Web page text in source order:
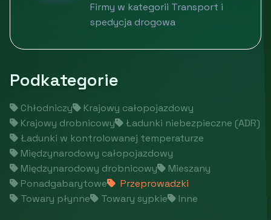
Firmy w kategorii Transport i
spedycja drogowa
Podkategorie
Chłodniczy
Krajowy całopojazdowy
Krajowy drobnicowy
Ładunki niebezpieczne (ADR)
Ładunki w kontrolowanej temperaturze
Międzynarodowy całopojazdowy
Międzynarodowy drobnicowy
Mieszany
Ponadgabarytowe
Przeprowadzki
Towary płynne
Towary sypkie Inne